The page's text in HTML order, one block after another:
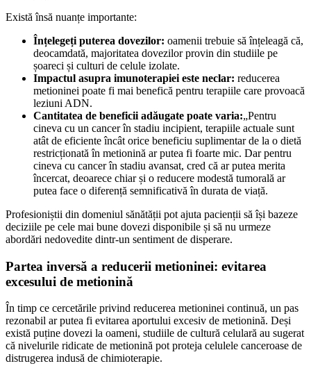
Există însă nuanțe importante:
Înțelegeți puterea dovezilor: oamenii trebuie să înțeleagă că,
deocamdată, majoritatea dovezilor provin din studiile pe
șoareci și culturi de celule izolate.
Impactul asupra imunoterapiei este neclar: reducerea
metioninei poate fi mai benefică pentru terapiile care provoacă
leziuni ADN.
Cantitatea de beneficii adăugate poate varia:„Pentru
cineva cu un cancer în stadiu incipient, terapiile actuale sunt
atât de eficiente încât orice beneficiu suplimentar de la o dietă
restricționată în metionină ar putea fi foarte mic. Dar pentru
cineva cu cancer în stadiu avansat, cred că ar putea merita
încercat, deoarece chiar și o reducere modestă tumorală ar
putea face o diferență semnificativă în durata de viață.
Profesioniștii din domeniul sănătății pot ajuta pacienții să își bazeze
deciziile pe cele mai bune dovezi disponibile și să nu urmeze
abordări nedovedite dintr-un sentiment de disperare.
Partea inversă a reducerii metioninei: evitarea
excesului de metionină
În timp ce cercetările privind reducerea metioninei continuă, un pas
rezonabil ar putea fi evitarea aportului excesiv de metionină. Deși
există puține dovezi la oameni, studiile de cultură celulară au sugerat
că nivelurile ridicate de metionină pot proteja celulele canceroase de
distrugerea indusă de chimioterapie.